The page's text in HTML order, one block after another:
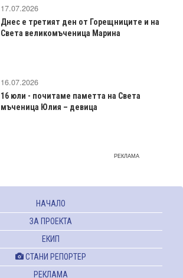
17.07.2026
Днес е третият ден от Горещниците и на
Света великомъченица Марина
16.07.2026
16 юли - почитаме паметта на Света
мъченица Юлия – девица
РЕКЛАМА
НАЧАЛО
ЗА ПРОЕКТА
ЕКИП
СТАНИ РЕПОРТЕР
РЕКЛАМА